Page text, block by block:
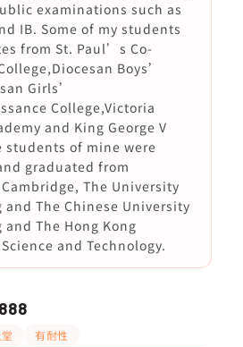
examinations such as
IB. Some of my students
from St. Paul’s Co-
Boys’
Girls’
College,Victoria
and King George V
students of mine were
graduated from
The University
and The Chinese University
and The Hong Kong
and Technology.
有耐性